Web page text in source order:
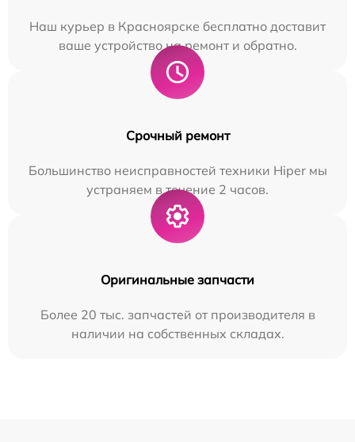
Наш курьер в Красноярске бесплатно доставит
ваше устройство на ремонт и обратно.
Срочный ремонт
Большинство неисправностей техники Hiper мы
устраняем в течение 2 часов.
Оригинальные запчасти
Более 20 тыс. запчастей от производителя в
наличии на собственных складах.